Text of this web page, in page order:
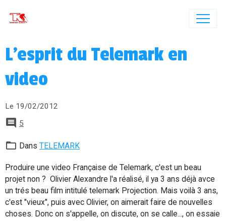
L'esprit du Telemark en
video
Le 19/02/2012
5
Dans TELEMARK
Produire une video Française de Telemark, c'est un beau
projet non ? Olivier Alexandre l'a réalisé, il ya 3 ans déjà avce
un trés beau film intitulé telemark Projection. Mais voilà 3 ans,
c'est "vieux", puis avec Olivier, on aimerait faire de nouvelles
choses. Donc on s'appelle, on discute, on se calle..., on essaie